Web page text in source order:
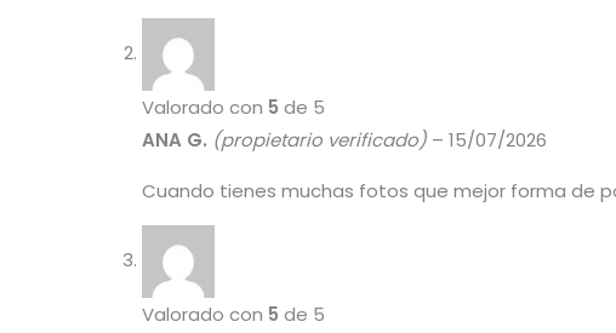
Valorado con 5 de 5
ANA G. (propietario verificado) – 15/07/2026
Cuando tienes muchas fotos que mejor forma de
Valorado con 5 de 5